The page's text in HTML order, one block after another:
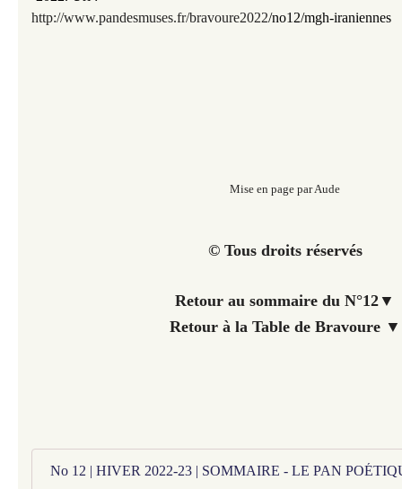
http://www.pandesmuses.fr/bravoure2022/no12/mgh-iraniennes
Mise en page par Aude
© Tous droits réservés
Retour au sommaire du N°12▼
Retour à la Table de Bravoure ▼
No 12 | HIVER 2022-23 | SOMMAIRE - LE PAN